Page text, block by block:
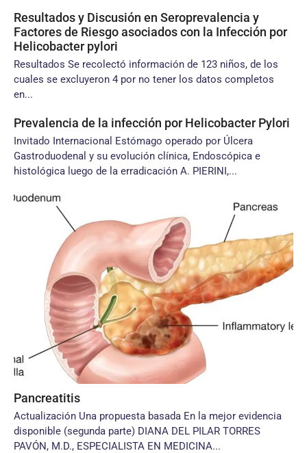
Resultados y Discusión en Seroprevalencia y
Factores de Riesgo asociados con la Infección por
Helicobacter pylori
Resultados Se recolectó información de 123 niños, de los
cuales se excluyeron 4 por no tener los datos completos
en...
Prevalencia de la infección por Helicobacter Pylori
Invitado Internacional Estómago operado por Úlcera
Gastroduodenal y su evolución clínica, Endoscópica e
histológica luego de la erradicación A. PIERINI,...
Pancreatitis
Actualización Una propuesta basada En la mejor evidencia
disponible (segunda parte) DIANA DEL PILAR TORRES
PAVÓN, M.D., ESPECIALISTA EN MEDICINA...